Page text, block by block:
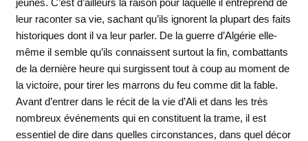
leur raconter sa vie, sachant qu’ils ignorent la plupart des faits
historiques dont il va leur parler. De la guerre d’Algérie elle-
même il semble qu’ils connaissent surtout la fin, combattants
de la dernière heure qui surgissent tout à coup au moment de
la victoire, pour tirer les marrons du feu comme dit la fable.
Avant d’entrer dans le récit de la vie d’Ali et dans les très
nombreux événements qui en constituent la trame, il est
essentiel de dire dans quelles circonstances, dans quel décor